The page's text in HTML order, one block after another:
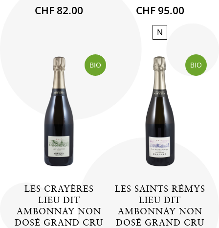
CHF 82.00 CHF 95.00
N
BIO
LES CRAYÈRES
LIEU DIT
AMBONNAY NON
DOSÉ GRAND CRU
BIO
LES SAINTS RÉMYS
LIEU DIT
AMBONNAY NON
DOSÉ GRAND CRU